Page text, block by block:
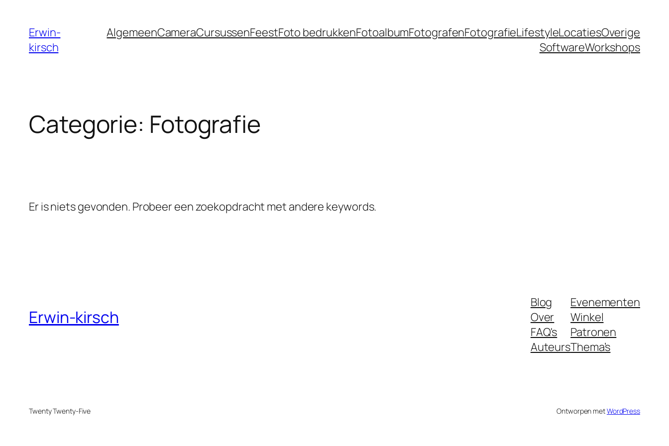
inhoud
Erwin-
kirsch
AlgemeenCameraCursussenFeestFoto bedrukkenFotoalbumFotografenFotografieLifestyleLocatiesOverige
SoftwareWorkshops
Categorie: Fotografie
Er is niets gevonden. Probeer een zoekopdracht met andere keywords.
Erwin-kirsch
Blog
Over
FAQ's
Auteurs
Evenementen
Winkel
Patronen
Thema’s
Twenty Twenty-Five Ontworpen metWordPress